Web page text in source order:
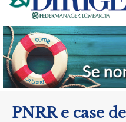
PNRR e case